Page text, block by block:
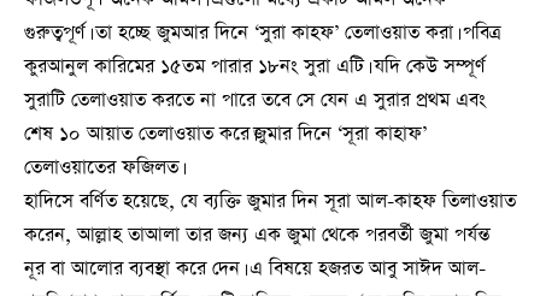
গুরুত্বপূর্ণ। তা হচ্ছে জুমআর দিনে ‘সুরা কাহফ’ তেলাওয়াত করা। পবিত্র
কুরআনুল কারিমের ১৫তম পারার ১৮নং সুরা এটি। যদি কেউ সম্পূর্ণ
সুরাটি তেলাওয়াত করতে না পারে তবে সে যেন এ সুরার প্রথম এবং
শেষ ১০ আয়াত তেলাওয়াত করে।জুমার দিনে ‘সূরা কাহাফ’
তেলাওয়াতের ফজিলত।
হাদিসে বর্ণিত হয়েছে, যে ব্যক্তি জুমার দিন সূরা আল-কাহফ তিলাওয়াত
করেন, আল্লাহ তাআলা তার জন্য এক জুমা থেকে পরবর্তী জুমা পর্যন্ত
নূর বা আলোর ব্যবস্থা করে দেন। এ বিষয়ে হজরত আবু সাঈদ আল-